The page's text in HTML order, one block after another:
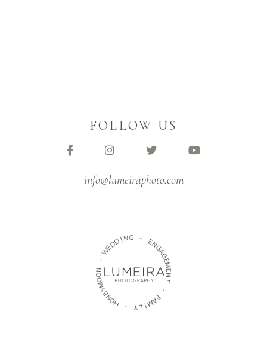
FOLLOW US
info@lumeiraphoto.com
-
W
EDDING - EN
G
A
G
E
M
E
N
T
-
F
A
M
I
L
Y
-
H
O
N
E
Y
M
O
O
N